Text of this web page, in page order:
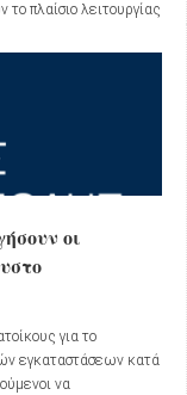
πλαίσιο λειτουργίας
οι
για το
εγκαταστάσεων κατά
να